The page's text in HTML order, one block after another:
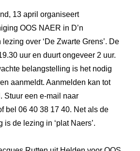
13 april organiseert
OOS NAER in D’n
over ‘De Zwarte Grens’. De
uur en duurt ongeveer 2 uur.
belangstelling is het nodig
aanmeldt. Aanmelden kan tot
Stuur een e-mail naar
bel 06 40 38 17 40. Net als de
is de lezing in ‘plat Naers’.